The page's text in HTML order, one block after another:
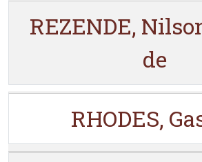
REZENDE,
de
RHODES,